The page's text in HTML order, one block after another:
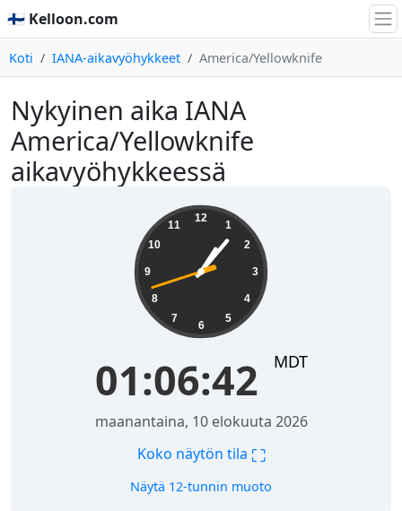
🇫🇮 Kelloon.com
Koti IANA-aikavyöhykkeet America/Yellowknife
Nykyinen aika IANA
America/Yellowknife
aikavyöhykkeessä
12
1
2
3
4
5
6
7
8
9
10
11
01:06:42 MDT
maanantaina, 10 elokuuta 2026
Koko näytön tila ⛶
Näytä 12-tunnin muoto